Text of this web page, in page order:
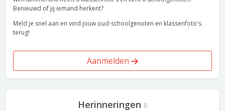
Benieuwd of jij iemand herkent?
Meld je snel aan en vind jouw oud-schoolgenoten en klassenfoto's
terug!
Aanmelden
Herinneringen 0